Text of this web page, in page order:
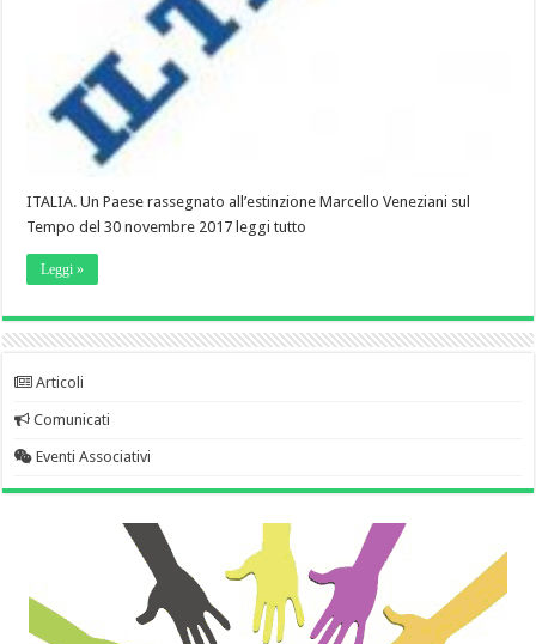
ITALIA. Un Paese rassegnato all’estinzione Marcello Veneziani sul
Tempo del 30 novembre 2017 leggi tutto
Leggi »
Articoli
Comunicati
Eventi Associativi